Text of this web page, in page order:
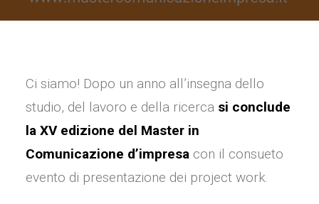
Ci siamo! Dopo un anno all’insegna dello
studio, del lavoro e della ricerca si conclude
la XV edizione del Master in
Comunicazione d’impresa con il consueto
evento di presentazione dei project work.